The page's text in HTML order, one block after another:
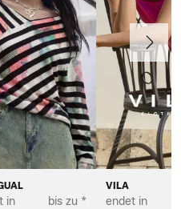
in bis zu *
VILA
endet in
Weiter